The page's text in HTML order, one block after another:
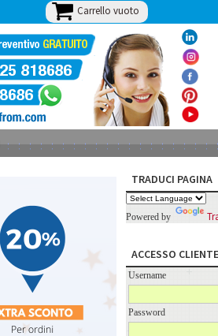
Carrello vuoto
TRADUCI PAGINA
Powered by
ACCESSO CLIENTE
Username
Password